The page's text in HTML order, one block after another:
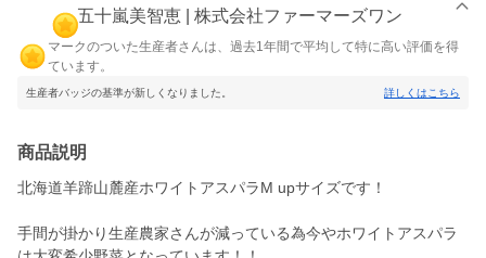
五十嵐美智恵 | 株式会社ファーマーズワン
マークのついた生産者さんは、過去1年間で平均して特に高い評価を得
ています。
生産者バッジの基準が新しくなりました。 詳しくはこちら
商品説明
北海道羊蹄山麓産ホワイトアスパラM upサイズです！
手間が掛かり生産農家さんが減っている為今やホワイトアスパラ